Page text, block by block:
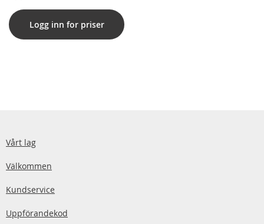
Logg inn for priser
Vårt lag
Välkommen
Kundservice
Uppförandekod